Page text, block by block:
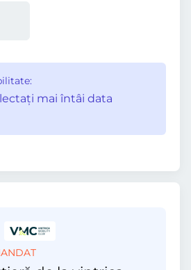
mai întâi data